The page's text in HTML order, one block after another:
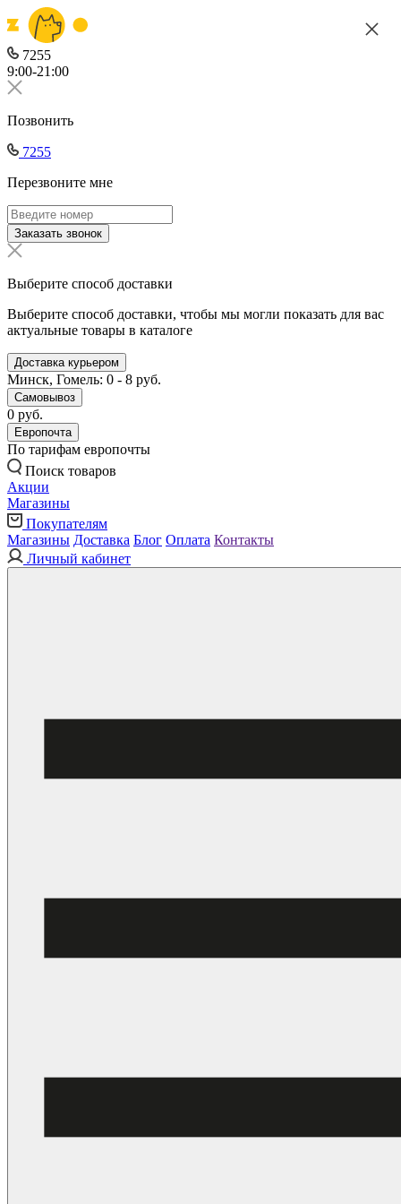
7255
9:00-21:00
Позвонить
7255
Перезвоните мне
Заказать звонок
Выберите способ доставки
Выберите способ доставки, чтобы мы могли показать для вас
актуальные товары в каталоге
Доставка курьером
Минск, Гомель: 0 - 8 руб.
Самовывоз
0 руб.
Европочта
По тарифам европочты
Поиск товаров
Акции
Магазины
Покупателям
Магазины Доставка Блог Оплата Контакты
Личный кабинет